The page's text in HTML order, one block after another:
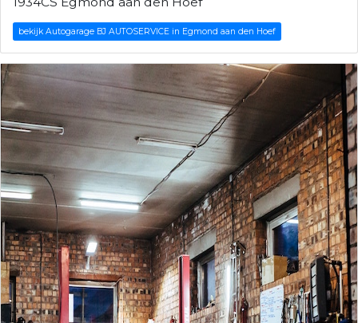
bekijk Autogarage BJ AUTOSERVICE in Egmond aan den Hoef